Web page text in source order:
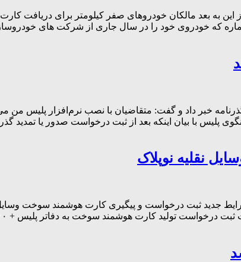
شماره که خودروی خود را در سال جاری از شرکت های
خبر داد و گفت: متقاضیان با نصب نرم‌افزار پلیس من
پلیس با بیان اینکه بعد از ثبت درخواست صدور یا تمدید
نقلیه نوپلاک
ثبت درخواست و پیگیری کارت هوشمند سوخت وسایل